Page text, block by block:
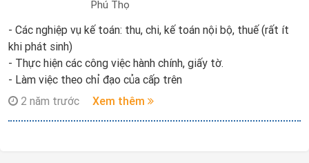
Phú Thọ
- Các nghiệp vụ kế toán: thu, chi, kế toán nội bộ, thuế (rất ít
khi phát sinh)
- Thực hiện các công việc hành chính, giấy tờ.
- Làm việc theo chỉ đạo của cấp trên
2 năm trước
Xem thêm